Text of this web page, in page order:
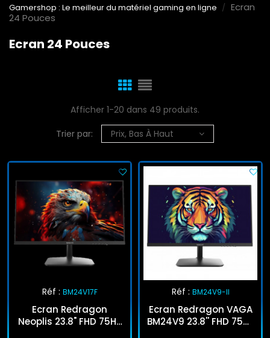
Gamershop : Le meilleur du matériel gaming en ligne
Ecran
24 Pouces
Ecran 24 Pouces
Afficher 1-20 dans 49 produits.
Trier par:
Prix, Bas À Haut
Réf : BM24V17F
Ecran Redragon
Neoplis 23.8" FHD 75Hz
Réf : BM24V9-II
Ecran Redragon VAGA
BM24V9 23.8'' FHD 75Hz